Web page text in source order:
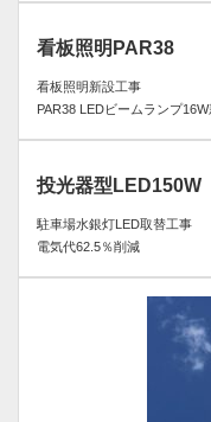
看板照明PAR38
看板照明新設工事
PAR38 LEDビームランプ
投光器型LED150W
駐車場水銀灯LED取替工事
電気代62.5％削減